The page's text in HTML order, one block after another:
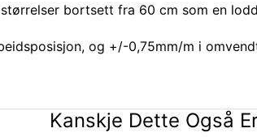
bortsett fra 60 cm som en
og +/-0,75mm/m i
Kanskje Dette Også